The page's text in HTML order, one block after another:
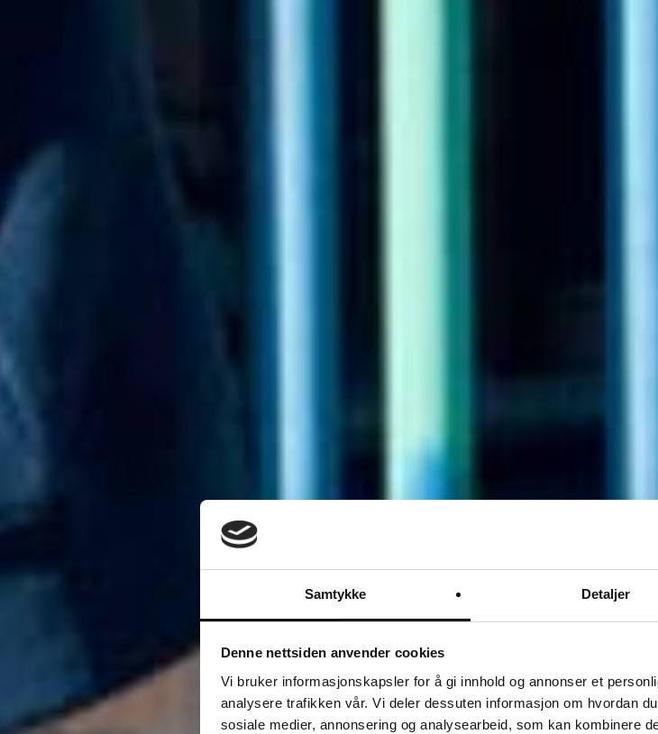
Samtykke Detaljer
Denne nettsiden anvender cookies
Vi bruker informasjonskapsler for å gi innhold og annonser et
analysere trafikken vår. Vi deler dessuten informasjon om hvordan
sosiale medier, annonsering og analysearbeid, som kan kombinere